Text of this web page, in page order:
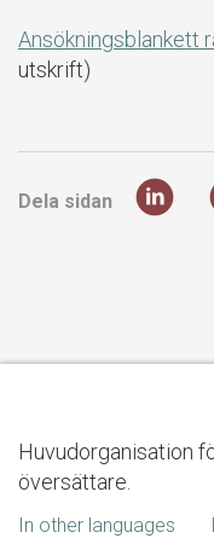
Ansökningsblankett
utskrift)
Dela sidan
Huvudorganisation
översättare.
In other languages